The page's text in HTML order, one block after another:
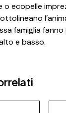
o ecopelle
famiglia
e basso.